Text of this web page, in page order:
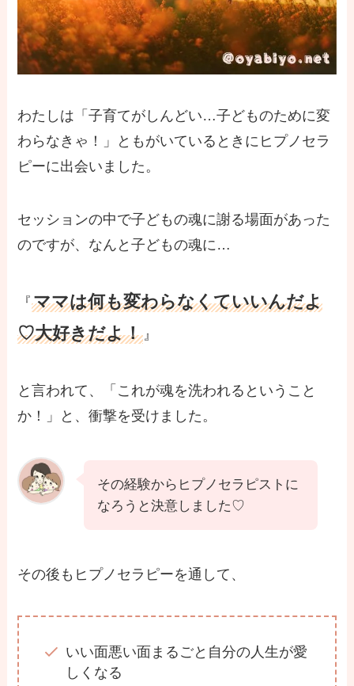
わたしは「子育てがしんどい…子どものために変
わらなきゃ！」ともがいているときにヒプノセラ
ピーに出会いました。
セッションの中で子どもの魂に謝る場面があった
のですが、なんと子どもの魂に…
『ママは何も変わらなくていいんだよ
♡大好きだよ！』
と言われて、「これが魂を洗われるということ
か！」と、衝撃を受けました。
その経験からヒプノセラピストに
なろうと決意しました♡
その後もヒプノセラピーを通して、
いい面悪い面まるごと自分の人生が愛
しくなる